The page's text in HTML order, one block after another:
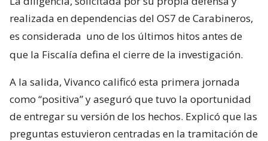
realizada en dependencias del OS7 de Carabineros,
es considerada uno de los últimos hitos antes de
que la Fiscalía defina el cierre de la investigación.
A la salida, Vivanco calificó esta primera jornada
como “positiva” y aseguró que tuvo la oportunidad
de entregar su versión de los hechos. Explicó que las
preguntas estuvieron centradas en la tramitación de